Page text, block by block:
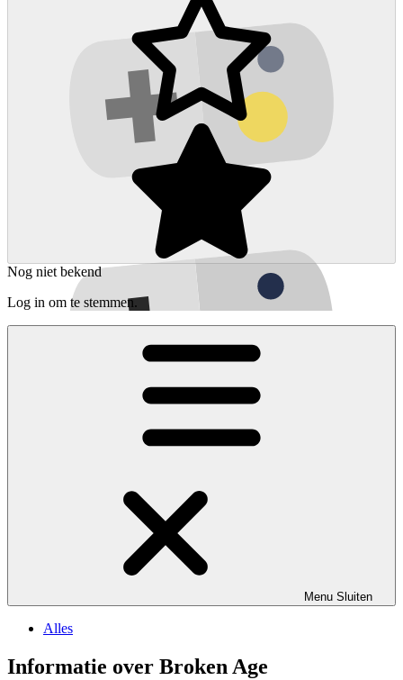
Nog niet bekend
Log in om te stemmen.
Menu Sluiten
Alles
Informatie over Broken Age